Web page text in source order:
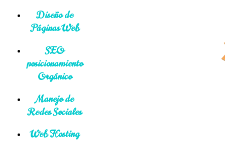
Diseño de
Páginas Web
SEO
posicionamiento
Orgánico
Manejo de
Redes Sociales
Web Hosting